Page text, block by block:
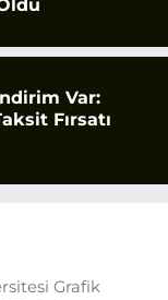
Var:
Fırsatı
Grafik